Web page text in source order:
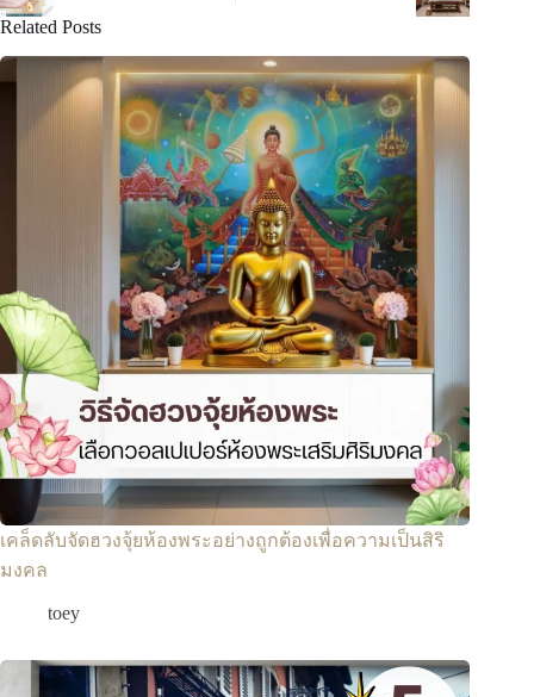
Related Posts
เคล็ดลับจัดฮวงจุ้ยห้องพระอย่างถูกต้องเพื่อความเป็นสิริ
มงคล
toey